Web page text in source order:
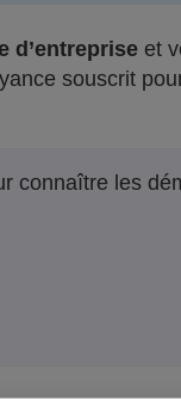
d’entreprise et
souscrit
connaître les